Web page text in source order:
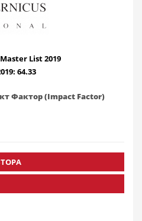
List 2019
64.33
Фактор (Impact Factor)